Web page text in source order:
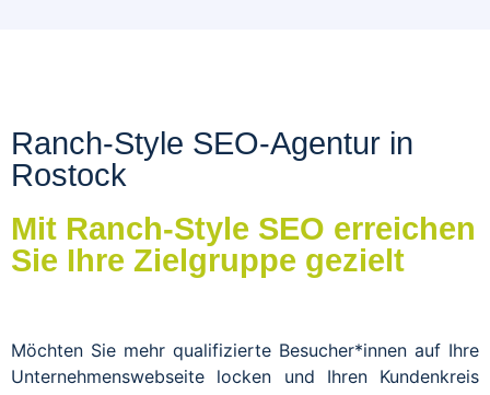
Ranch-Style SEO-Agentur in
Rostock
Mit Ranch-Style SEO erreichen
Sie Ihre Zielgruppe gezielt
Möchten Sie mehr qualifizierte Besucher*innen auf Ihre
Unternehmenswebseite locken und Ihren Kundenkreis